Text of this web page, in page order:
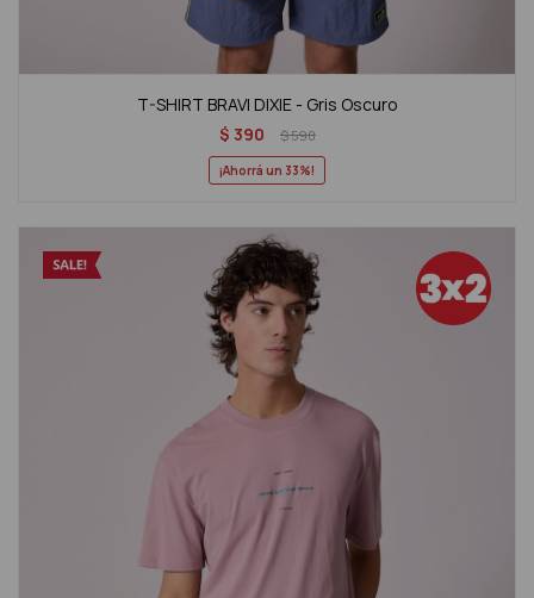
T-SHIRT BRAVI DIXIE - Gris Oscuro
$ 390 $590
33